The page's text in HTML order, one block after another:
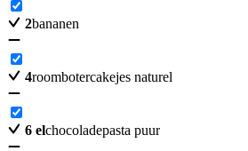
2bananen
4roombotercakejes naturel
6 elchocoladepasta puur